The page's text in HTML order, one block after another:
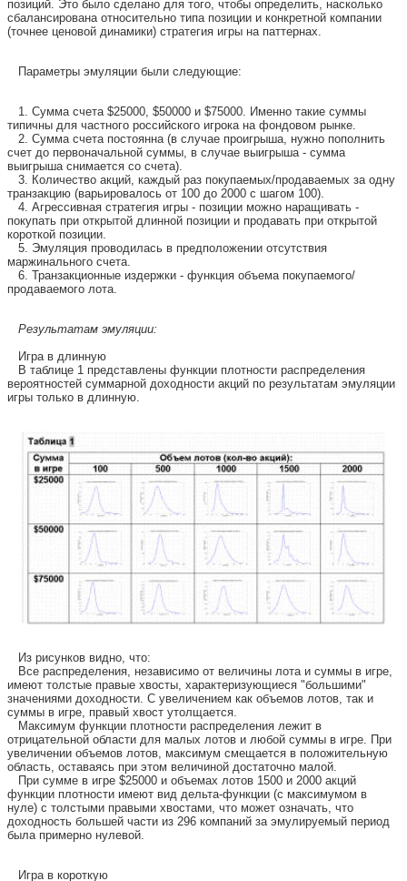
позиций. Это было сделано для того, чтобы определить, насколько
сбалансирована относительно типа позиции и конкретной компании
(точнее ценовой динамики) стратегия игры на паттернах.
Параметры эмуляции были следующие:
1. Сумма счета $25000, $50000 и $75000. Именно такие суммы
типичны для частного российского игрока на фондовом рынке.
2. Сумма счета постоянна (в случае проигрыша, нужно пополнить
счет до первоначальной суммы, в случае выигрыша - сумма
выигрыша снимается со счета).
3. Количество акций, каждый раз покупаемых/продаваемых за одну
транзакцию (варьировалось от 100 до 2000 с шагом 100).
4. Агрессивная стратегия игры - позиции можно наращивать -
покупать при открытой длинной позиции и продавать при открытой
короткой позиции.
5. Эмуляция проводилась в предположении отсутствия
маржинального счета.
6. Транзакционные издержки - функция объема покупаемого/
продаваемого лота.
Результатам эмуляции:
Игра в длинную
В таблице 1 представлены функции плотности распределения
вероятностей суммарной доходности акций по результатам эмуляции
игры только в длинную.
Из рисунков видно, что:
Все распределения, независимо от величины лота и суммы в игре,
имеют толстые правые хвосты, характеризующиеся "большими"
значениями доходности. С увеличением как объемов лотов, так и
суммы в игре, правый хвост утолщается.
Максимум функции плотности распределения лежит в
отрицательной области для малых лотов и любой суммы в игре. При
увеличении объемов лотов, максимум смещается в положительную
область, оставаясь при этом величиной достаточно малой.
При сумме в игре $25000 и объемах лотов 1500 и 2000 акций
функции плотности имеют вид дельта-функции (с максимумом в
нуле) с толстыми правыми хвостами, что может означать, что
доходность большей части из 296 компаний за эмулируемый период
была примерно нулевой.
Игра в короткую